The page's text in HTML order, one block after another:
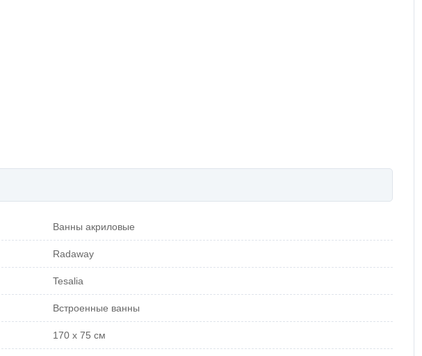
Ванны акриловые
Radaway
Tesalia
Встроенные ванны
170 х 75 см